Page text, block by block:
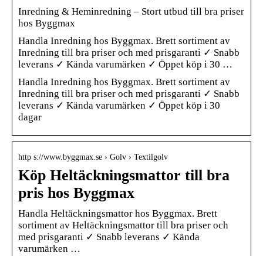
Inredning & Heminredning – Stort utbud till bra priser
hos Byggmax
Handla Inredning hos Byggmax. Brett sortiment av
Inredning till bra priser och med prisgaranti ✓ Snabb
leverans ✓ Kända varumärken ✓ Öppet köp i 30 …
Handla Inredning hos Byggmax. Brett sortiment av
Inredning till bra priser och med prisgaranti ✓ Snabb
leverans ✓ Kända varumärken ✓ Öppet köp i 30
dagar
http s://www.byggmax.se › Golv › Textilgolv
Köp Heltäckningsmattor till bra
pris hos Byggmax
Handla Heltäckningsmattor hos Byggmax. Brett
sortiment av Heltäckningsmattor till bra priser och
med prisgaranti ✓ Snabb leverans ✓ Kända
varumärken …